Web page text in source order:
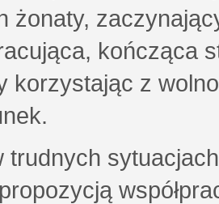
żonaty,
kończąca
korzystając z
trudnych